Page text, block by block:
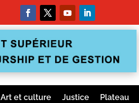
Art et culture Justice Plateau